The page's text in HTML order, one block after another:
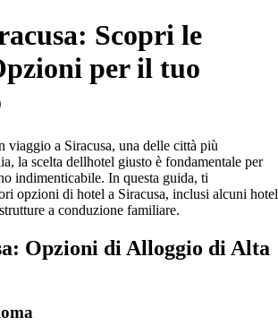
Scopri le
per il tuo
viaggio a Siracusa, una delle città più
la scelta dellhotel giusto è fondamentale per
indimenticabile. In questa guida, ti
opzioni di hotel a Siracusa, inclusi alcuni hotel
a conduzione familiare.
Opzioni di Alloggio di Alta